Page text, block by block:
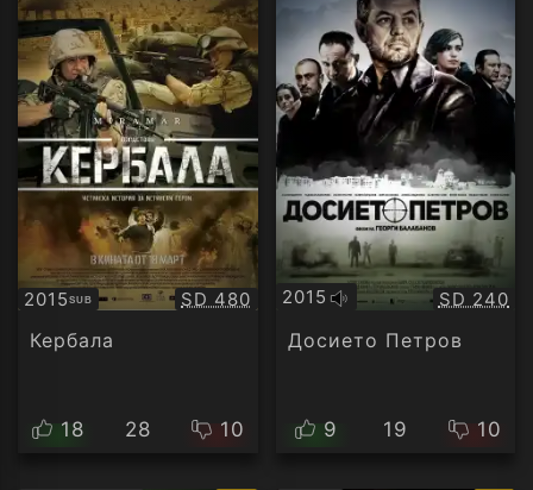
2015SUB
Субтитри Качество:
SD 480
Кербала
18 28 10
2015
Оригинално
аудио
SD 240
Досието Петров
9 19 10